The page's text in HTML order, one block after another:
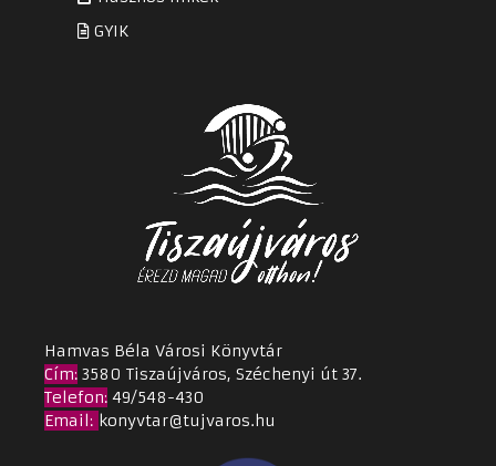
GYIK
Hamvas Béla Városi Könyvtár
Cím: 3580 Tiszaújváros, Széchenyi út 37.
Telefon: 49/548-430
Email: konyvtar@tujvaros.hu